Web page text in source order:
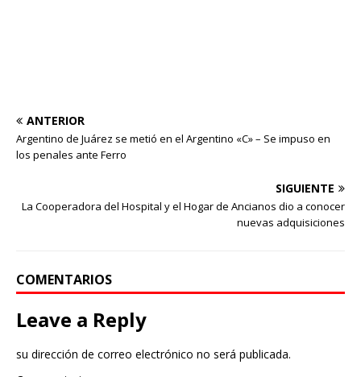
ANTERIOR
Argentino de Juárez se metió en el Argentino «C» – Se impuso en
los penales ante Ferro
SIGUIENTE
La Cooperadora del Hospital y el Hogar de Ancianos dio a conocer
nuevas adquisiciones
COMENTARIOS
Leave a Reply
su dirección de correo electrónico no será publicada.